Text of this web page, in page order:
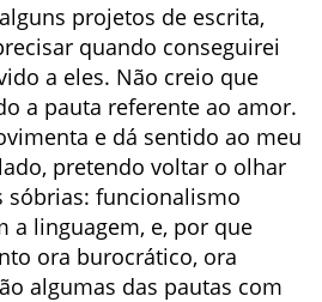
projetos de escrita,
quando conseguirei
a eles. Não creio que
a pauta referente ao amor.
e dá sentido ao meu
pretendo voltar o olhar
sóbrias: funcionalismo
a linguagem, e, por que
ora burocrático, ora
algumas das pautas com